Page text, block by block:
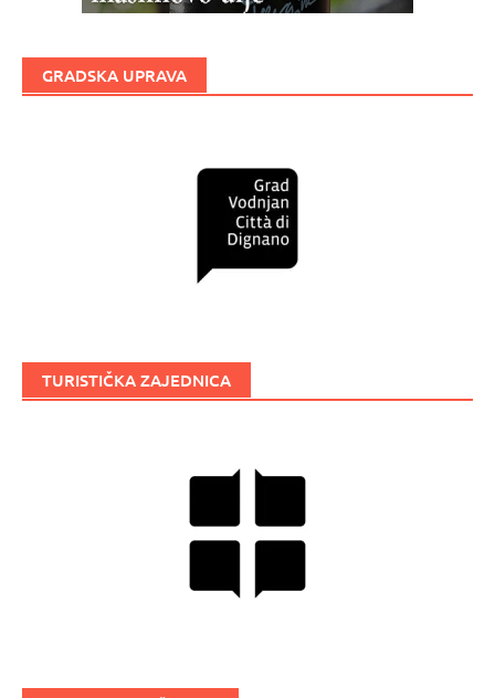
GRADSKA UPRAVA
TURISTIČKA ZAJEDNICA